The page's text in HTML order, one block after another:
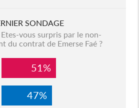
SONDAGE
vous surpris par le non-
du contrat de Emerse Faé ?
51%
47%